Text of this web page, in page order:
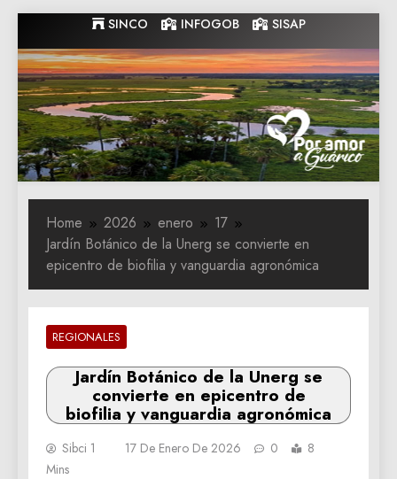
to
content
SINCO INFOGOB SISAP
Gobernacion
de Guarico
Gobernacion de Guarico
Home 2026 enero
17
Jardín Botánico de la Unerg se convierte en
epicentro de biofilia y vanguardia agronómica
REGIONALES
Jardín Botánico de la Unerg se
convierte en epicentro de
biofilia y vanguardia agronómica
Sibci 1 17 De Enero De 2026 0
8
Mins